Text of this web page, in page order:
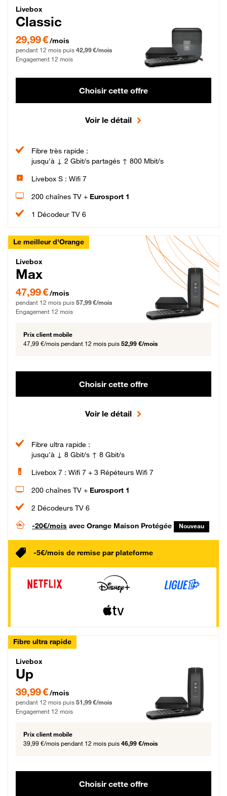
Livebox Classic Fibre
Livebox
Classic
29,99 € par mois pendant 12 mois puis 42,99 € par mois, Engagement 12 mois
29,99 €/mois
pendant 12 mois puis 42,99 €/mois
Engagement 12 mois
Choisir cette offre
Voir le détail
Fibre très rapide :
jusqu'à ↓ 2 Gbit/s partagés ↑ 800 Mbit/s
Livebox S : Wifi 7
200 chaînes TV + Eurosport 1
1 Décodeur TV 6
Le meilleur d'Orange
Livebox Max Fibre
Livebox
Max
47,99 € par mois pendant 12 mois puis 57,99 € par mois, Engagement 12 mois
47,99 €/mois
pendant 12 mois puis 57,99 €/mois
Engagement 12 mois
Prix client mobile
47,99 €/mois pendant 12 mois puis 52,99 €/mois
Choisir cette offre
Voir le détail
Fibre ultra rapide :
jusqu'à ↓ 8 Gbit/s ↑ 8 Gbit/s
Livebox 7 : Wifi 7 + 3 Répéteurs Wifi 7
200 chaînes TV + Eurosport 1
2 Décodeurs TV 6
-20€/mois avec Orange Maison Protégée Nouveau
-5€/mois de remise par plateforme
Fibre ultra rapide
Livebox Up Fibre
Livebox
Up
39,99 € par mois pendant 12 mois puis 51,99 € par mois, Engagement 12 mois
39,99 €/mois
pendant 12 mois puis 51,99 €/mois
Engagement 12 mois
Prix client mobile
39,99 €/mois pendant 12 mois puis 46,99 €/mois
Choisir cette offre